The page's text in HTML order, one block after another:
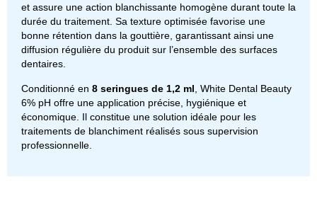
et assure une action blanchissante homogène durant toute la
durée du traitement. Sa texture optimisée favorise une
bonne rétention dans la gouttière, garantissant ainsi une
diffusion régulière du produit sur l’ensemble des surfaces
dentaires.
Conditionné en 8 seringues de 1,2 ml , White Dental Beauty
6% pH offre une application précise, hygiénique et
économique. Il constitue une solution idéale pour les
traitements de blanchiment réalisés sous supervision
professionnelle.